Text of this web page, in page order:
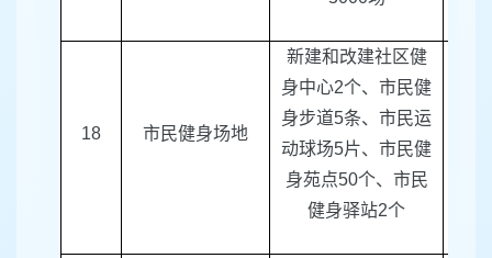
18 市民健身场地
新建和改建社区健
身中心2个、市民健
身步道5条、市民运
动球场5片、市民健
身苑点50个、市民
健身驿站2个